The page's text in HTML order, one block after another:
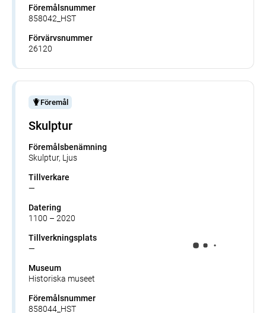
Föremålsnummer
858042_HST
Förvärvsnummer
26120
Föremål
Skulptur
Föremålsbenämning
Skulptur, Ljus
Tillverkare
—
Datering
1100 – 2020
Tillverkningsplats
—
Museum
Historiska museet
Föremålsnummer
858044_HST